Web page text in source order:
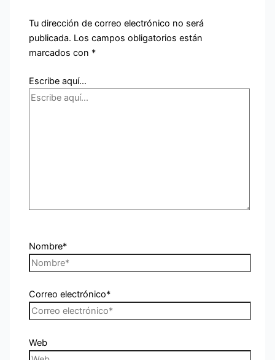
Tu dirección de correo electrónico no será
publicada. Los campos obligatorios están
marcados con *
Escribe aquí...
Nombre*
Correo electrónico*
Web